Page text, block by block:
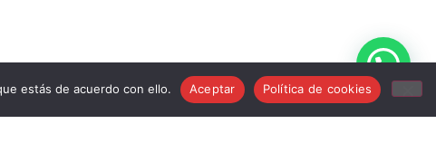
estás de acuerdo con ello. Aceptar Política de cookies